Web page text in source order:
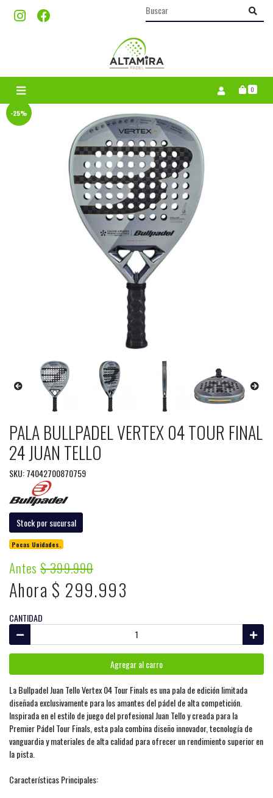
0
-25%
PALA BULLPADEL VERTEX 04 TOUR FINAL
24 JUAN TELLO
SKU: 74042700870759
Stock por sucursal
Pocas Unidades.
Antes$ 399.990
Ahora $ 299.993
CANTIDAD
Agregar al carro
La Bullpadel Juan Tello Vertex 04 Tour Finals es una pala de edición limitada
diseñada exclusivamente para los amantes del pádel de alta competición.
Inspirada en el estilo de juego del profesional Juan Tello y creada para la
Premier Pádel Tour Finals, esta pala combina diseño innovador, tecnología de
vanguardia y materiales de alta calidad para ofrecer un rendimiento superior en
la pista.
Características Principales: